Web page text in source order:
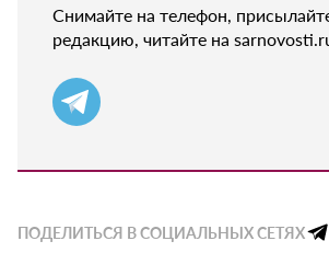
Снимайте на телефон,
редакцию, читайте на
ПОДЕЛИТЬСЯ В СОЦИАЛЬНЫХ СЕТЯХ